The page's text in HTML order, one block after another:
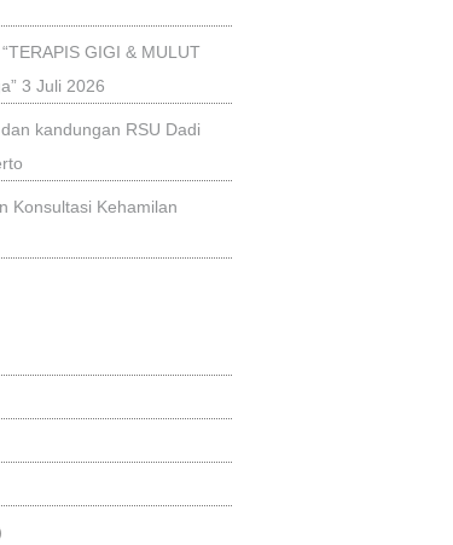
GIGI & MULUT
3 Juli 2026
kandungan RSU Dadi
Konsultasi Kehamilan